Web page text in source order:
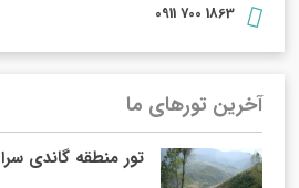
1863 700 0911
آخرین تورهای ما
تور منطقه گاندی سرا